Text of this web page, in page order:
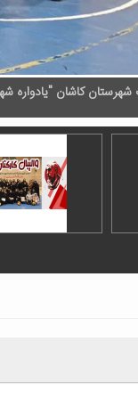
کاشان "یادواره شهید